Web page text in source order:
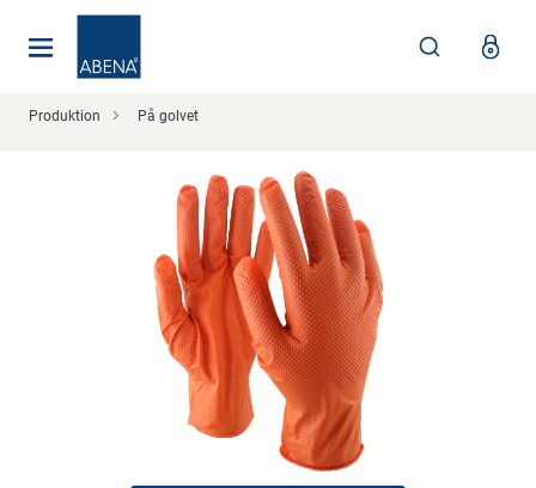
Produktion På golvet